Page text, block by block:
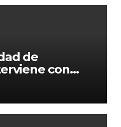
de
con
de Héroes